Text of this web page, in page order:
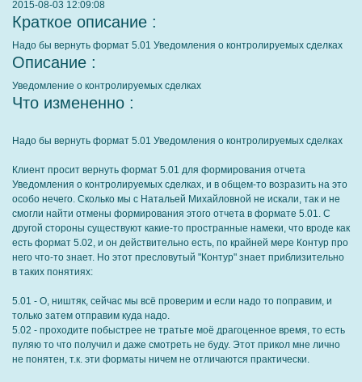
2015-08-03 12:09:08
Краткое описание :
Надо бы вернуть формат 5.01 Уведомления о контролируемых сделках
Описание :
Уведомление о контролируемых сделках
Что измененно :
Надо бы вернуть формат 5.01 Уведомления о контролируемых сделках
Клиент просит вернуть формат 5.01 для формирования отчета
Уведомления о контролируемых сделках, и в общем-то возразить на это
особо нечего. Сколько мы с Натальей Михайловной не искали, так и не
смогли найти отмены формирования этого отчета в формате 5.01. С
другой стороны существуют какие-то пространные намеки, что вроде как
есть формат 5.02, и он действительно есть, по крайней мере Контур про
него что-то знает. Но этот пресловутый "Контур" знает приблизительно
в таких понятиях:
5.01 - О, ништяк, сейчас мы всё проверим и если надо то поправим, и
только затем отправим куда надо.
5.02 - проходите побыстрее не тратьте моё драгоценное время, то есть
пуляю то что получил и даже смотреть не буду. Этот прикол мне лично
не понятен, т.к. эти форматы ничем не отличаются практически.